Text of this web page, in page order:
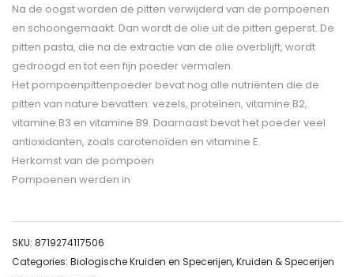
Na de oogst worden de pitten verwijderd van de pompoenen
en schoongemaakt. Dan wordt de olie uit de pitten geperst. De
pitten pasta, die na de extractie van de olie overblijft, wordt
gedroogd en tot een fijn poeder vermalen.
Het pompoenpittenpoeder bevat nog alle nutriënten die de
pitten van nature bevatten: vezels, proteïnen, vitamine B2,
vitamine B3 en vitamine B9. Daarnaast bevat het poeder veel
antioxidanten, zoals carotenoïden en vitamine E.
Herkomst van de pompoen
Pompoenen werden in
SKU: 8719274117506
Categories: Biologische Kruiden en Specerijen,Kruiden & Specerijen